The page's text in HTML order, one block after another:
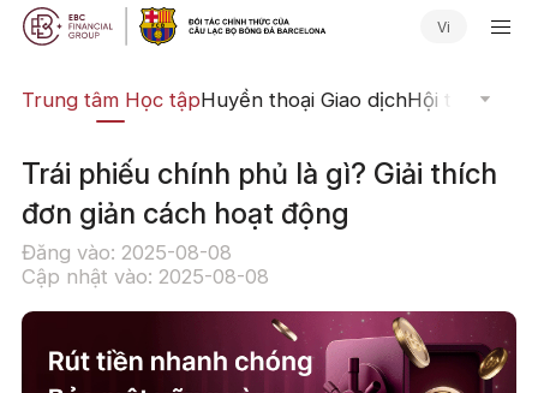
Vi
Trung tâm Học tậpHuyền thoại Giao dịchHội thảo
Trái phiếu chính phủ là gì? Giải thích
đơn giản cách hoạt động
Đăng vào: 2025-08-08
Cập nhật vào: 2025-08-08